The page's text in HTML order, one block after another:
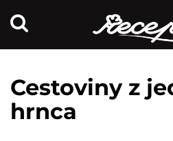
Cestoviny z
hrnca